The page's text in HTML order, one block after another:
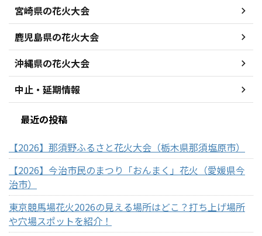
宮崎県の花火大会
鹿児島県の花火大会
沖縄県の花火大会
中止・延期情報
最近の投稿
【2026】那須野ふるさと花火大会（栃木県那須塩原市）
【2026】今治市民のまつり「おんまく」花火（愛媛県今
治市）
東京競馬場花火2026の見える場所はどこ？打ち上げ場所
や穴場スポットを紹介！